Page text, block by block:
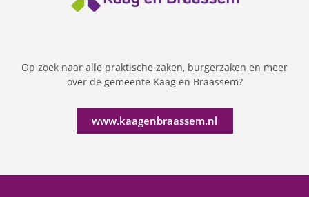
Op zoek naar alle praktische zaken, burgerzaken en meer
over de gemeente Kaag en Braassem?
www.kaagenbraassem.nl